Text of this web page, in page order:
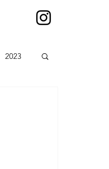
2023